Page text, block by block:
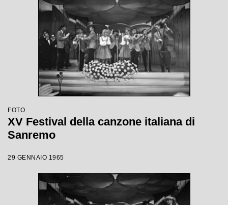
FOTO
XV Festival della canzone italiana di
Sanremo
29 GENNAIO 1965